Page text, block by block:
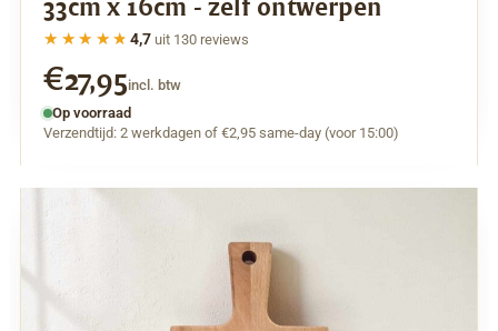
★★★★★
★★★★★ 4,7 uit 130 reviews
€27,95incl. btw
Op voorraad
Verzendtijd: 2 werkdagen of €2,95 same-day (voor 15:00)